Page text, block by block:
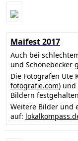
Maifest 2017
Auch bei
und Schönebecker
Die Fotografen Ute
fotografie.com) und
Bildern
Weitere Bilder und
auf: